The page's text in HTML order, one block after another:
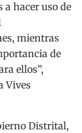
hacer uso de
mientras
de
ellos”,
Vives
Distrital,